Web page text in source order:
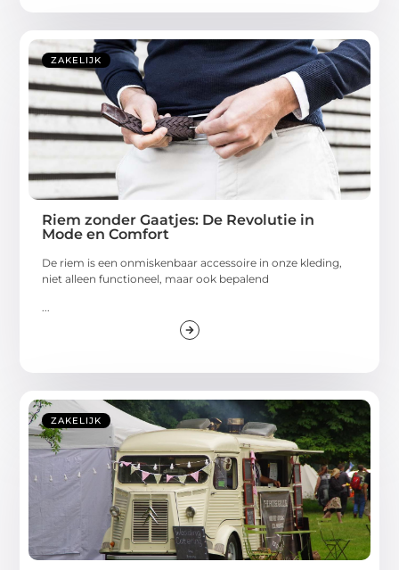
ZAKELIJK
Riem zonder Gaatjes: De Revolutie in
Mode en Comfort
De riem is een onmiskenbaar accessoire in onze kleding,
niet alleen functioneel, maar ook bepalend
...
ZAKELIJK